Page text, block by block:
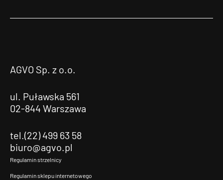
AGVO Sp. z o.o.
ul. Puławska 561
02-844 Warszawa
tel.(22) 499 63 58
biuro@agvo.pl
Regulamin strzelnicy
Regulamin sklepu internetowego